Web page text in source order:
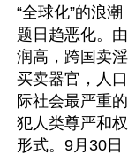
“全球化”的浪
题日趋恶化。
润高，跨国卖
买卖器官，人
际社会最严重
犯人类尊严和
形式。9月30